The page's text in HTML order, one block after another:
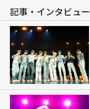
記事・インタビュー